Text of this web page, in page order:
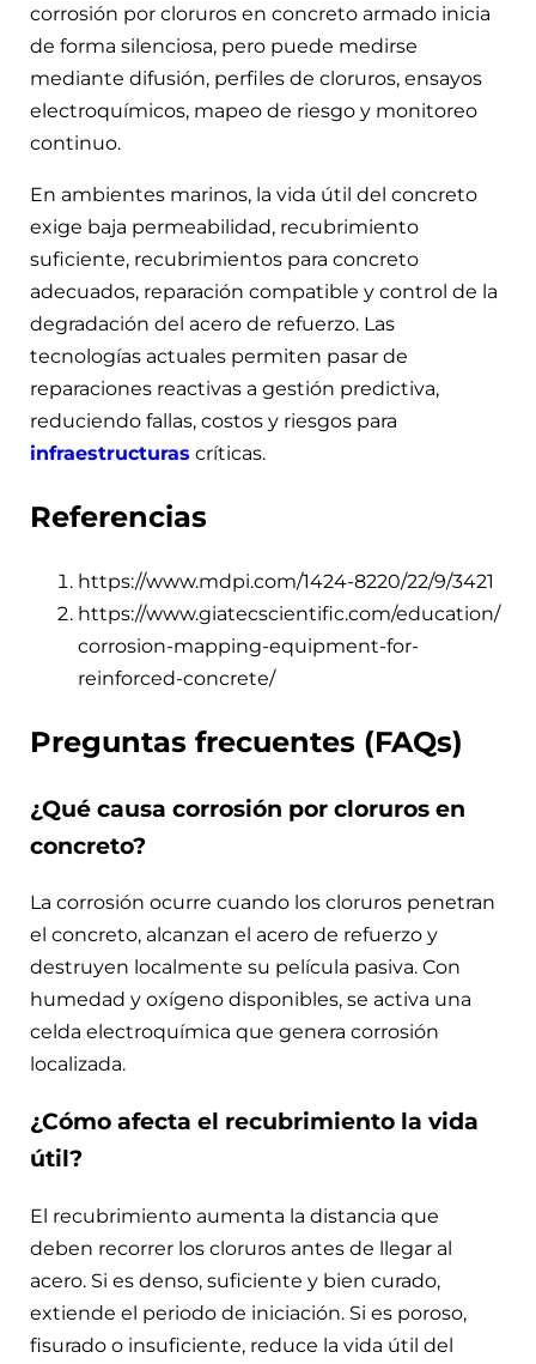
corrosión por cloruros en concreto armado inicia
de forma silenciosa, pero puede medirse
mediante difusión, perfiles de cloruros, ensayos
electroquímicos, mapeo de riesgo y monitoreo
continuo.
En ambientes marinos, la vida útil del concreto
exige baja permeabilidad, recubrimiento
suficiente, recubrimientos para concreto
adecuados, reparación compatible y control de la
degradación del acero de refuerzo. Las
tecnologías actuales permiten pasar de
reparaciones reactivas a gestión predictiva,
reduciendo fallas, costos y riesgos para
infraestructuras críticas.
Referencias
https://www.mdpi.com/1424-8220/22/9/3421
https://www.giatecscientific.com/education/
corrosion-mapping-equipment-for-
reinforced-concrete/
Preguntas frecuentes (FAQs)
¿Qué causa corrosión por cloruros en
concreto?
La corrosión ocurre cuando los cloruros penetran
el concreto, alcanzan el acero de refuerzo y
destruyen localmente su película pasiva. Con
humedad y oxígeno disponibles, se activa una
celda electroquímica que genera corrosión
localizada.
¿Cómo afecta el recubrimiento la vida
útil?
El recubrimiento aumenta la distancia que
deben recorrer los cloruros antes de llegar al
acero. Si es denso, suficiente y bien curado,
extiende el periodo de iniciación. Si es poroso,
fisurado o insuficiente, reduce la vida útil del